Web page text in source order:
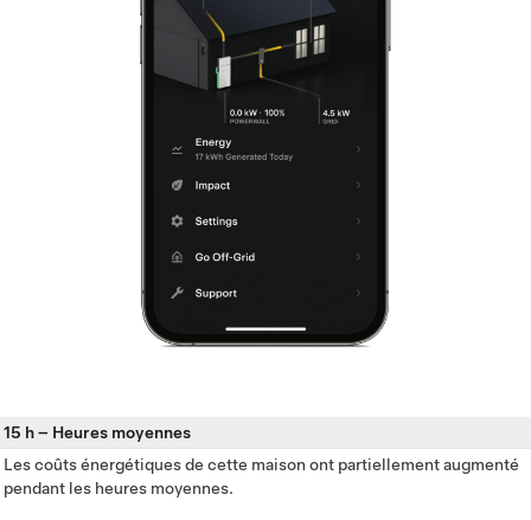
15 h– Heures moyennes
Les coûts énergétiques de cette maison ont partiellement augmenté
pendant les heures moyennes.